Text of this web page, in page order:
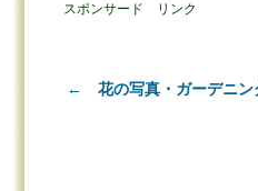
スポンサード リンク
← 花の写真・ガーデニ